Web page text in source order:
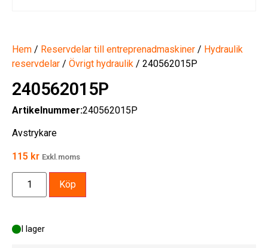
Hem / Reservdelar till entreprenadmaskiner / Hydraulik
reservdelar / Övrigt hydraulik / 240562015P
240562015P
Artikelnummer:240562015P
Avstrykare
115 kr Exkl.moms
I lager
Köp